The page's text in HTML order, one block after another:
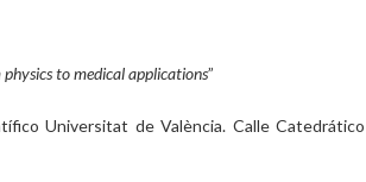
to medical applications”
Universitat de València. Calle Catedrático